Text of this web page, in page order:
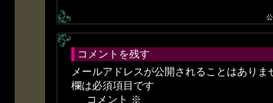
コメントを残す
メールアドレスが公開されることはありま
欄は必須項目です
コメント ※